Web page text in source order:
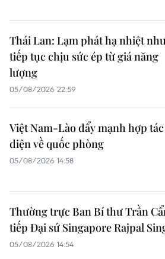
Thái Lan: Lạm phát hạ nhiệt
tiếp tục chịu sức ép từ giá năng
lượng
05/08/2026 22:59
Việt Nam-Lào đẩy mạnh hợp
diện về quốc phòng
05/08/2026 14:58
Thường trực Ban Bí thư Trần
tiếp Đại sứ Singapore Rajpal
05/08/2026 14:54